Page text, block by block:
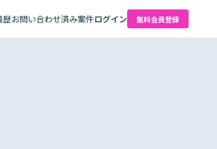
歴お問い合わせ済み案件ログイン 無料会員登録